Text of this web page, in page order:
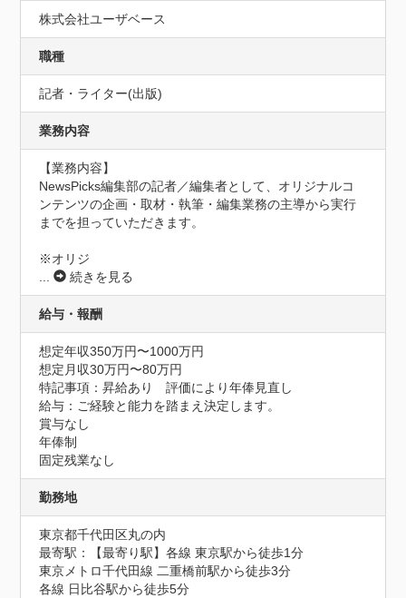
株式会社ユーザベース
職種
記者・ライター(出版)
業務内容
【業務内容】
NewsPicks編集部の記者／編集者として、オリジナルコ
ンテンツの企画・取材・執筆・編集業務の主導から実行
までを担っていただきます。
※オリジ
...
続きを見る
給与・報酬
想定年収350万円〜1000万円
想定月収30万円〜80万円
特記事項：昇給あり　評価により年俸見直し
給与：ご経験と能力を踏まえ決定します。
賞与なし
年俸制
固定残業なし
勤務地
東京都千代田区丸の内
最寄駅：【最寄り駅】各線 東京駅から徒歩1分
東京メトロ千代田線 二重橋前駅から徒歩3分
各線 日比谷駅から徒歩5分